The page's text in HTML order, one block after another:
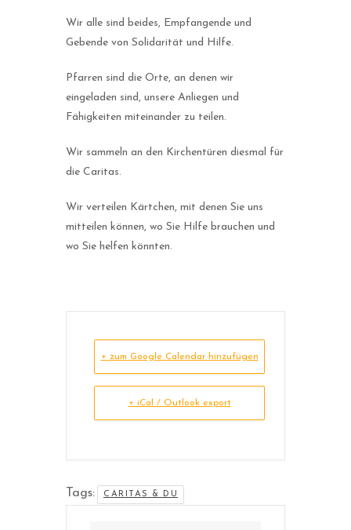
Wir alle sind beides, Empfangende und
Gebende von Solidarität und Hilfe.
Pfarren sind die Orte, an denen wir
eingeladen sind, unsere Anliegen und
Fähigkeiten miteinander zu teilen.
Wir sammeln an den Kirchentüren diesmal für
die Caritas.
Wir verteilen Kärtchen, mit denen Sie uns
mitteilen können, wo Sie Hilfe brauchen und
wo Sie helfen könnten.
+ zum Google Calendar hinzufügen
+ iCal / Outlook export
Tags: CARITAS & DU